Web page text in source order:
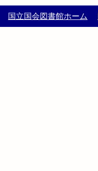
国立国会図書館ホーム